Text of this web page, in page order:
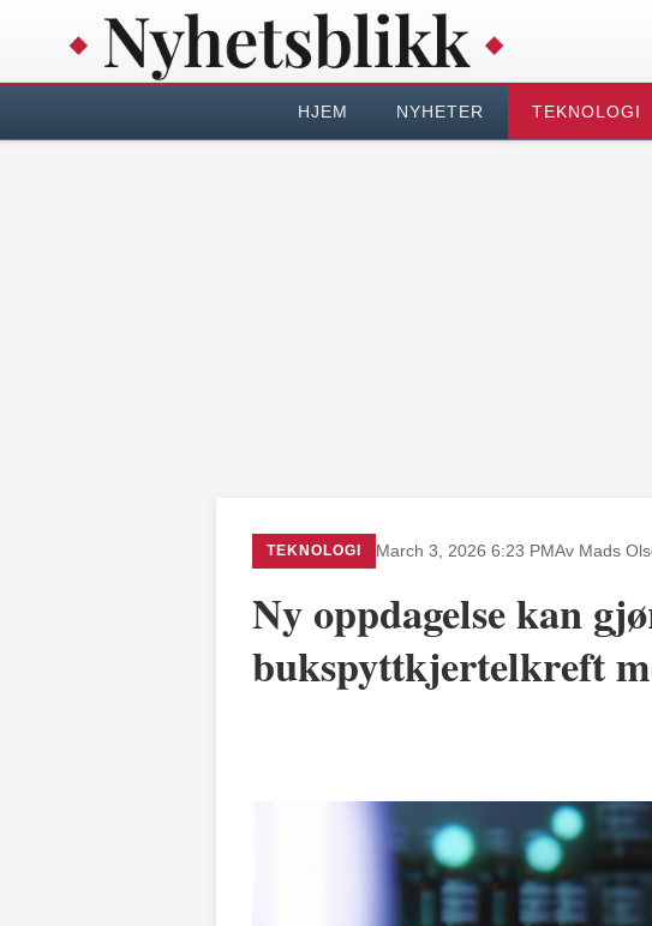
HJEM NYHETER TEKNOLOGI
TEKNOLOGI March 3, 2026 6:23 PMAv Mads
Ny oppdagelse kan
bukspyttkjertelkreft